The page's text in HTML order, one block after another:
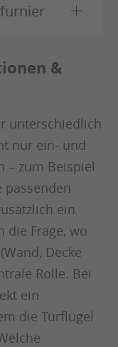
&
unterschiedlich
nur ein- und
– zum Beispiel
passenden
ein
die Frage, wo
Decke
Rolle. Bei
ein
die Türflügel